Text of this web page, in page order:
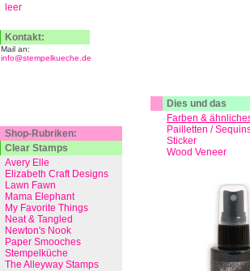
Dies und das
Farben &
Pailletten /
Sticker
Wood Veneer
leer
Kontakt:
Mail an:
info@stempelkueche.de
Shop-Rubriken:
Clear Stamps
Avery Elle
Elizabeth Craft Designs
Lawn Fawn
Mama Elephant
My Favorite Things
Neat & Tangled
Newton's Nook
Paper Smooches
Stempelküche
The Alleyway Stamps